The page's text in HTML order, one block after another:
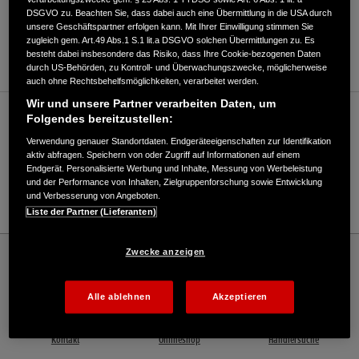
ANFAHRTSBESCHREIBUNG ANFORDERN
WEBSITE
Verkauf / Kundendienst
03331/26380
E-Mail
Rasen und Garten
Deutschland Offizielle Website | The Power of Dreams
Kontakt Onlineshop Händlersuche
DSGVO zu. Beachten Sie, dass dabei auch eine Übermittlung in die USA durch
unsere Geschäftspartner erfolgen kann. Mit Ihrer Einwilligung stimmen Sie
zugleich gem. Art.49 Abs.1 S.1 lit.a DSGVO solchen Übermittlungen zu. Es
besteht dabei insbesondere das Risiko, dass Ihre Cookie-bezogenen Daten
durch US-Behörden, zu Kontroll- und Überwachungszwecke, möglicherweise
auch ohne Rechtsbehelfsmöglichkeiten, verarbeitet werden.
Wir und unsere Partner verarbeiten Daten, um
Folgendes bereitzustellen:
Verwendung genauer Standortdaten. Endgeräteeigenschaften zur Identifikation
aktiv abfragen. Speichern von oder Zugriff auf Informationen auf einem
Endgerät. Personalisierte Werbung und Inhalte, Messung von Werbeleistung
und der Performance von Inhalten, Zielgruppenforschung sowie Entwicklung
und Verbesserung von Angeboten.
Liste der Partner (Lieferanten)
Zwecke anzeigen
Alle ablehnen Akzeptieren